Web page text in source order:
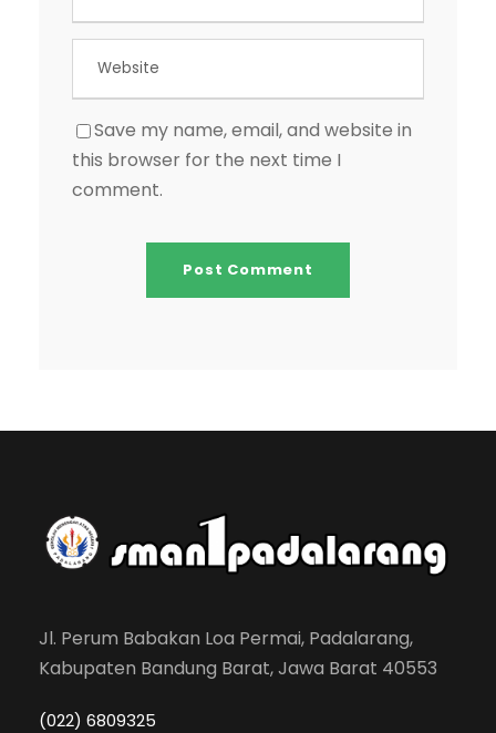
Save my name, email, and website in
this browser for the next time I
comment.
Jl. Perum Babakan Loa Permai, Padalarang,
Kabupaten Bandung Barat, Jawa Barat 40553
(022) 6809325